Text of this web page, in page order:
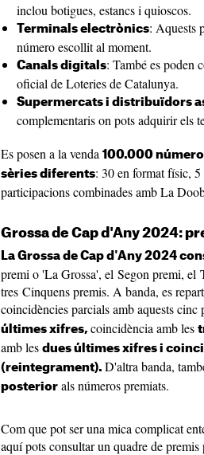
inclou botigues, estancs i quioscos.
Terminals electrònics: Aquests
número escollit al moment.
Canals digitals: També es poden
oficial de Loteries de Catalunya.
Supermercats i distribuïdors
complementaris on pots adquirir els
Es posen a la venda 100.000
sèries diferents: 30 en format físic,
participacions combinades amb La
Grossa de Cap d'Any 2024:
La Grossa de Cap d'Any 2024
premi o 'La Grossa', el Segon premi, el
tres Cinquens premis. A banda, es
coincidències parcials amb aquests
últimes xifres, coincidència amb les
amb les dues últimes xifres i
(reintegrament). D'altra banda,
posterior als números premiats.
Com que pot ser una mica complicat
aquí pots consultar un quadre de